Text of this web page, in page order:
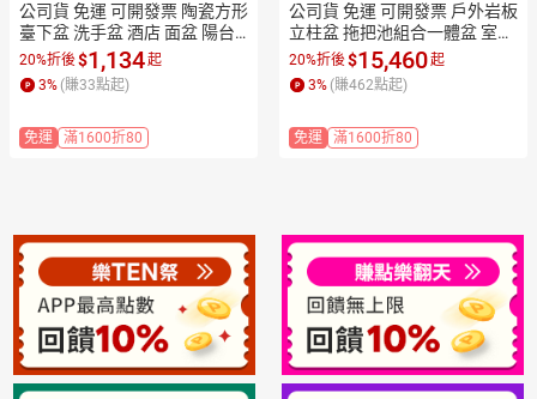
公司貨 免運 可開發票 陶瓷方形
臺下盆 洗手盆 酒店 面盆 陽台
嵌入式 台盆 家用 大小尺寸平底
洗臉盆工廠現貨直銷 售後保障
全館折扣 店長新品推薦 7ZM8
20%折後$1,134起
3% (賺33點起)
免運 滿1600折80
公司貨 免運 可開發票 戶外岩板
立柱盆 拖把池組合一體盆 室外
花園別墅陽露台帶門洗手台盆
工廠現貨直銷 售後保障 全館折
扣 店長新品推薦 7ZM83
20%折後$15,460起
3% (賺462點起)
免運 滿1600折80